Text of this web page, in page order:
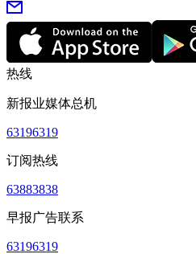
热线
新报业媒体总机
63196319
订阅热线
63883838
早报广告联系
63196319